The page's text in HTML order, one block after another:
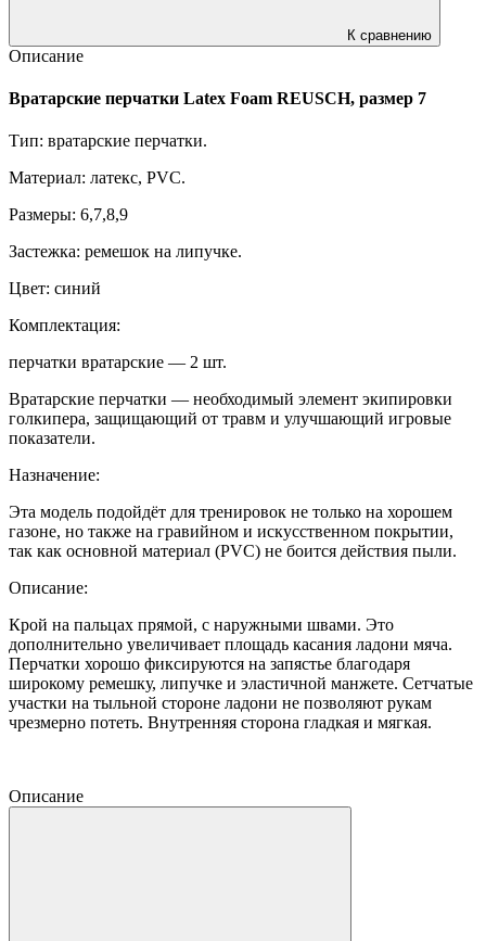
К сравнению
Описание
Вратарские перчатки Latex Foam REUSCH, размер 7
Тип: вратарские перчатки.
Материал: латекс, PVC.
Размеры: 6,7,8,9
Застежка: ремешок на липучке.
Цвет: синий
Комплектация:
перчатки вратарские — 2 шт.
Вратарские перчатки — необходимый элемент экипировки
голкипера, защищающий от травм и улучшающий игровые
показатели.
Назначение:
Эта модель подойдёт для тренировок не только на хорошем
газоне, но также на гравийном и искусственном покрытии,
так как основной материал (PVC) не боится действия пыли.
Описание:
Крой на пальцах прямой, с наружными швами. Это
дополнительно увеличивает площадь касания ладони мяча.
Перчатки хорошо фиксируются на запястье благодаря
широкому ремешку, липучке и эластичной манжете. Сетчатые
участки на тыльной стороне ладони не позволяют рукам
чрезмерно потеть. Внутренняя сторона гладкая и мягкая.
Описание